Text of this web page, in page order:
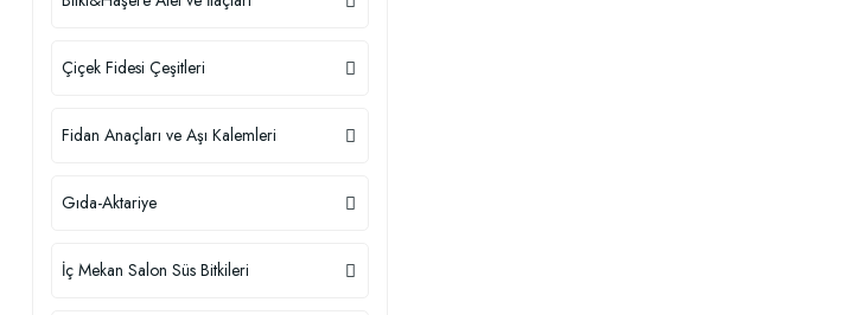
Çiçek Fidesi Çeşitleri
Fidan Anaçları ve Aşı Kalemleri
Gıda-Aktariye
İç Mekan Salon Süs Bitkileri